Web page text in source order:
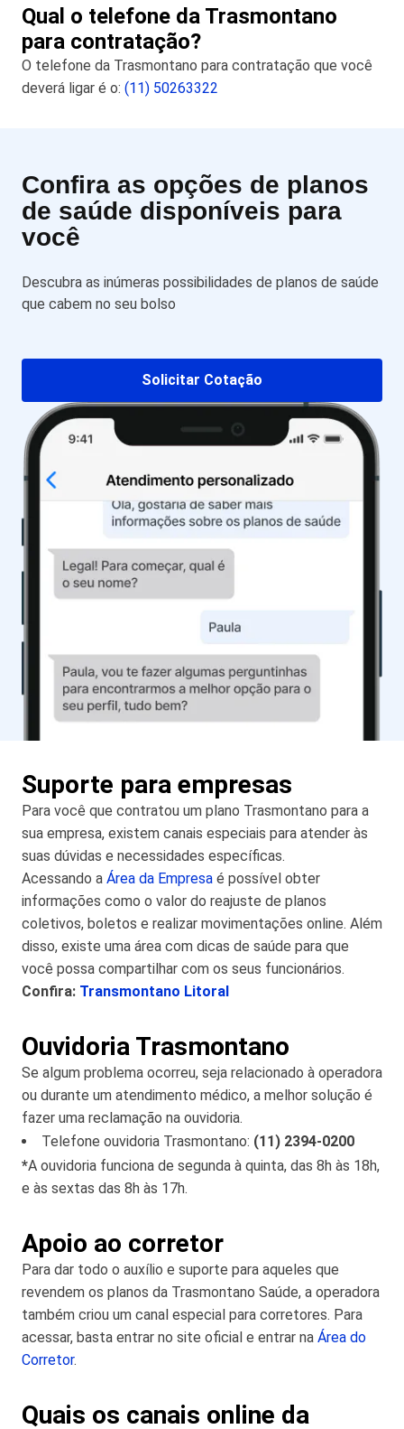
Qual o telefone da Trasmontano
para contratação?
O telefone da Trasmontano para contratação que você
deverá ligar é o: (11) 50263322
Confira as opções de planos
de saúde disponíveis para
você
Descubra as inúmeras possibilidades de planos de saúde
que cabem no seu bolso
Solicitar Cotação
Suporte para empresas
Para você que contratou um plano Trasmontano para a
sua empresa, existem canais especiais para atender às
suas dúvidas e necessidades específicas.
Acessando a Área da Empresa é possível obter
informações como o valor do reajuste de planos
coletivos, boletos e realizar movimentações online. Além
disso, existe uma área com dicas de saúde para que
você possa compartilhar com os seus funcionários.
Confira: Transmontano Litoral
Ouvidoria Trasmontano
Se algum problema ocorreu, seja relacionado à operadora
ou durante um atendimento médico, a melhor solução é
fazer uma reclamação na ouvidoria.
Telefone ouvidoria Trasmontano: (11) 2394-0200
*A ouvidoria funciona de segunda à quinta, das 8h às 18h,
e às sextas das 8h às 17h.
Apoio ao corretor
Para dar todo o auxílio e suporte para aqueles que
revendem os planos da Trasmontano Saúde, a operadora
também criou um canal especial para corretores. Para
acessar, basta entrar no site oficial e entrar na Área do
Corretor.
Quais os canais online da